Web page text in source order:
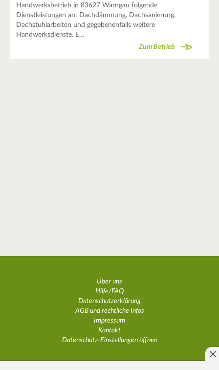
Handwerksbetrieb in 83627 Warngau folgende
Dienstleistungen an: Dachdämmung, Dachsanierung,
Dachstuhlarbeiten und gegebenenfalls weitere
Handwerksdienste. E…
Zum Betrieb
Über uns
Hilfe/FAQ
Datenschutzerklärung
AGB und rechtliche Infos
Impressum
Kontakt
Datenschutz-Einstellungen öffnen